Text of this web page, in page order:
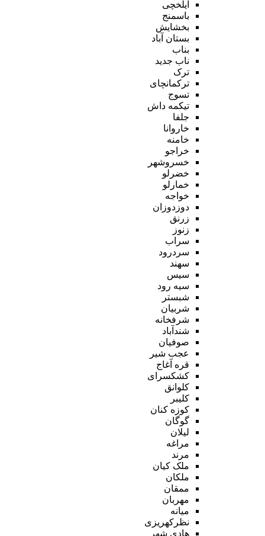
ایلخچی
باسمنج
بخشایش
بستان آباد
بناب
ناب جدید
ترک
ترکمانچای
تسوج
تیکمه داش
جلفا
خاروانا
خامنه
خراجو
خسروشهر
خضرلو
خمارلو
خواجه
دوزدوزان
زرنق
زنوز
سراب
سردرود
سهند
سیس
سیه رود
شبستر
شربیان
شرفخانه
شندآباد
صوفیان
عجب شیر
قره آغاج
کشکسرای
کلوانق
کلیبر
کوزه کنان
گوگان
لیلان
مراغه
مرند
ملک کیان
ملکان
ممقان
مهربان
میانه
نظرکهریزی
هادی شهر